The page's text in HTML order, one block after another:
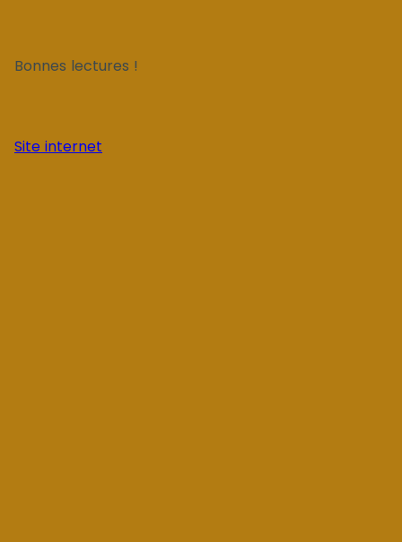
Bonnes lectures !
Site internet